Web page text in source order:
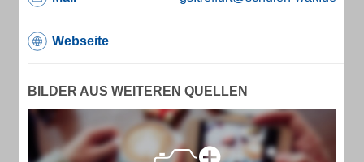
Webseite
BILDER AUS WEITEREN QUELLEN